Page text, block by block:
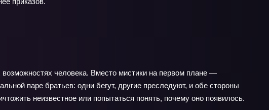
человека. Вместо мистики на первом плане —
паре братьев: одни бегут, другие преследуют, и обе стороны
неизвестное или попытаться понять, почему оно появилось.